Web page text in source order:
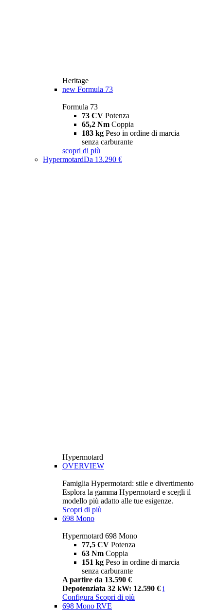
Heritage
new Formula 73
Formula 73
73 CV Potenza
65,2 Nm Coppia
183 kg Peso in ordine di marcia
senza carburante
scopri di più
HypermotardDa 13.290 €
Hypermotard
OVERVIEW
Famiglia Hypermotard: stile e divertimento
Esplora la gamma Hypermotard e scegli il
modello più adatto alle tue esigenze.
Scopri di più
698 Mono
Hypermotard 698 Mono
77,5 CV Potenza
63 Nm Coppia
151 kg Peso in ordine di marcia
senza carburante
A partire da 13.590 €
Depotenziata 32 kW: 12.590 € i
Configura Scopri di più
698 Mono RVE